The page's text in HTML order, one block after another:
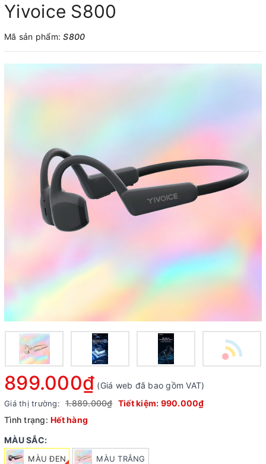
Yivoice S800
Mã sản phẩm:S800
899.000₫ (Giá web đã bao gồm VAT)
Giá thị trường: 1.889.000₫ Tiết kiệm: 990.000₫
Tình trạng: Hết hàng
MÀU SẮC:
MÀU ĐEN MÀU TRẮNG